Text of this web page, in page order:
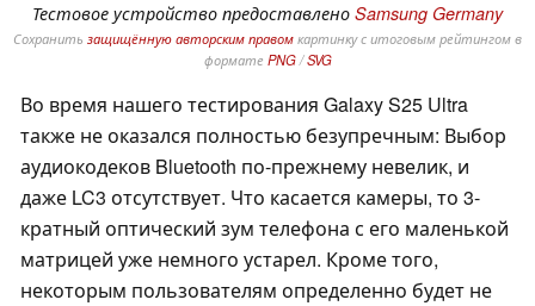
Тестовое устройство предоставлено Samsung Germany
Сохранить защищённую авторским правомкартинку с итоговым рейтингом в
формате PNG/SVG
Во время нашего тестирования Galaxy S25 Ultra
также не оказался полностью безупречным: Выбор
аудиокодеков Bluetooth по-прежнему невелик, и
даже LC3 отсутствует. Что касается камеры, то 3-
кратный оптический зум телефона с его маленькой
матрицей уже немного устарел. Кроме того,
некоторым пользователям определенно будет не